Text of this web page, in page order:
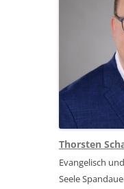
Thorsten
Evangelisch
Seele